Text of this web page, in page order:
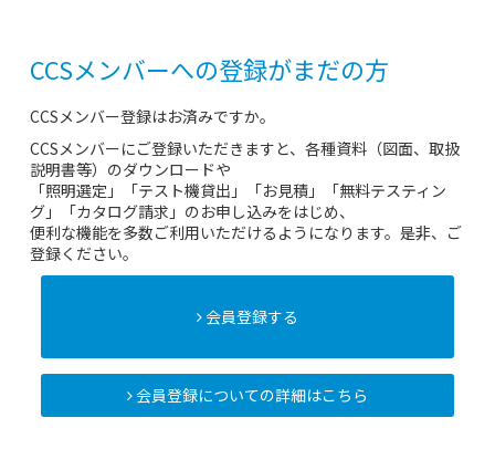
CCSメンバーへの登録がまだの方
CCSメンバー登録はお済みですか。
CCSメンバーにご登録いただきますと、各種資料（図面、取扱
説明書等）のダウンロードや
「照明選定」「テスト機貸出」「お見積」「無料テスティン
グ」「カタログ請求」のお申し込みをはじめ、
便利な機能を多数ご利用いただけるようになります。是非、ご
登録ください。
会員登録する
会員登録についての詳細はこちら